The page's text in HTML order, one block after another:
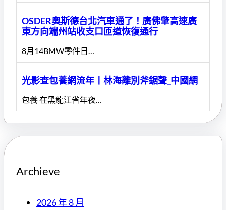
OSDER奧斯德台北汽車通了！廣佛肇高速廣
東方向端州站收支口匝道恢復通行
8月14BMW零件日…
光影查包養網流年丨林海離別斧鋸聲_中國網
包養 在黑龍江省年夜…
Archieve
2026 年 8 月